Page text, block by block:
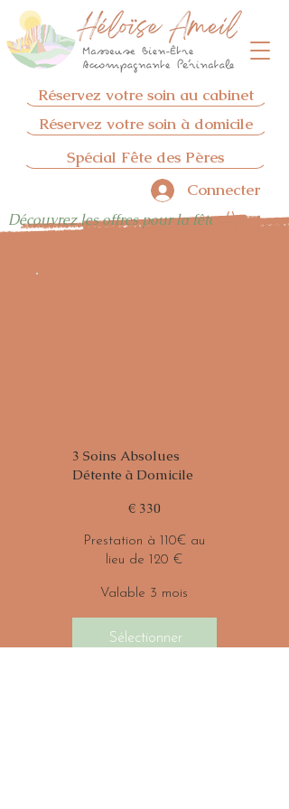
Réservez votre soin au cabinet
Réservez votre soin à domicile
Connecter
Découvrez les offres pour la fêtes des pères
Spécial Fête des Pères
3 Soins Absolues
Détente à Domicile
€ 330
Prestation à 110€ au
lieu de 120 €
Valable 3 mois
Sélectionner